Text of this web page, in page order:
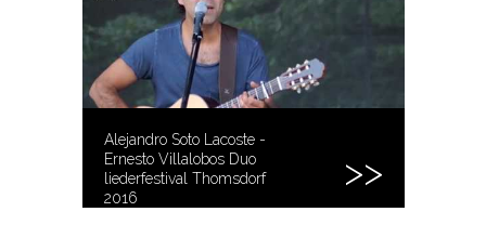
Alejandro Soto Lacoste -
Ernesto Villalobos Duo
liederfestival Thomsdorf
2016